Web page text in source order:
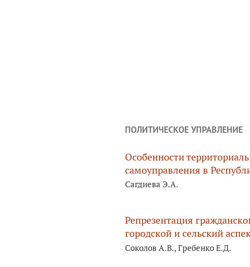
ПОЛИТИЧЕСКОЕ УПРАВЛЕНИЕ
Особенности
самоуправления в
Сагдиева Э.А.
Репрезентация
городской и сельский
Соколов А.В., Гребенко Е.Д.